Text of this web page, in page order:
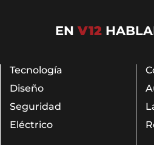
ENV12
Tecnología
Diseño
Seguridad
Eléctrico